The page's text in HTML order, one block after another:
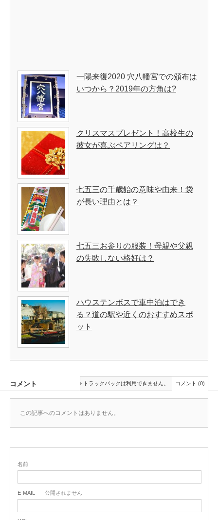
一陽来復2020 穴八幡宮での頒布は
いつから？2019年の方角は?
クリスマスプレゼント！高校生の
彼女が喜ぶペアリングは？
七五三の千歳飴の意味や由来！袋
が長い理由とは？
七五三お参りの服装！母親や父親
の失敗しない格好は？
ハウステンボスで車中泊はでき
る？道の駅や近くのおすすめスポ
ット
コメント トラックバックは利用できません。 コメント (0)
この記事へのコメントはありません。
名前
E-MAIL - 公開されません -